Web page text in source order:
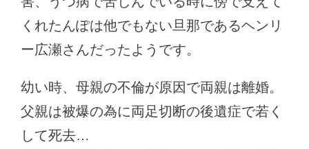
くれたんぽは他でもない旦那であるヘンリ
ー広瀬さんだったようです。
幼い時、母親の不倫が原因で両親は離婚。
父親は被爆の為に両足切断の後遺症で若く
して死去…